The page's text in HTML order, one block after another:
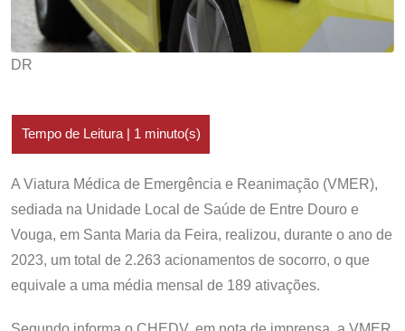
DR
A Viatura Médica de Emergência e Reanimação (VMER),
sediada na Unidade Local de Saúde de Entre Douro e
Vouga, em Santa Maria da Feira, realizou, durante o ano de
2023, um total de 2.263 acionamentos de socorro, o que
equivale a uma média mensal de 189 ativações.